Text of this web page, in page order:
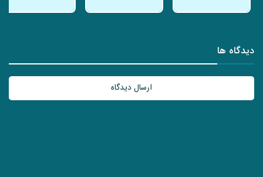
دیدگاه ها
ارسال دیدگاه